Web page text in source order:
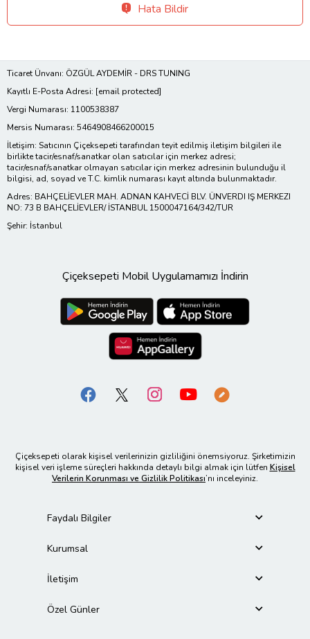
Hata Bildir
Ticaret Ünvanı: ÖZGÜL AYDEMİR - DRS TUNING
Kayıtlı E-Posta Adresi: [email protected]
Vergi Numarası: 1100538387
Mersis Numarası: 5464908466200015
İletişim: Satıcının Çiçeksepeti tarafından teyit edilmiş iletişim bilgileri ile
birlikte tacir/esnaf/sanatkar olan satıcılar için merkez adresi;
tacir/esnaf/sanatkar olmayan satıcılar için merkez adresinin bulunduğu il
bilgisi, ad, soyad ve T.C. kimlik numarası kayıt altında bulunmaktadır.
Adres: BAHÇELİEVLER MAH. ADNAN KAHVECİ BLV. ÜNVERDI IŞ MERKEZI
NO: 73 B BAHÇELİEVLER/ İSTANBUL 1500047164/342/TUR
Şehir: İstanbul
Çiçeksepeti Mobil Uygulamamızı İndirin
Çiçeksepeti olarak kişisel verilerinizin gizliliğini önemsiyoruz. Şirketimizin
kişisel veri işleme süreçleri hakkında detaylı bilgi almak için lütfen Kişisel
Verilerin Korunması ve Gizlilik Politikası’nı inceleyiniz.
Faydalı Bilgiler
Kurumsal
İletişim
Özel Günler